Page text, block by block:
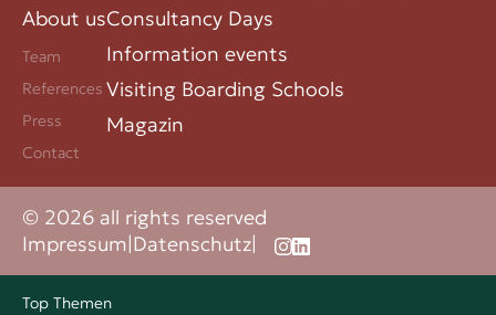
About us
Team
References
Press
Contact
Consultancy Days
Information events
Visiting Boarding Schools
Magazin
© 2026 all rights reserved
Impressum|Datenschutz|
Top Themen